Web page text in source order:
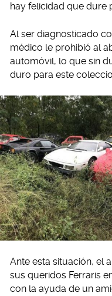
hay felicidad que dure
Al ser diagnosticado
médico le prohibió al
automóvil, lo que sin
duro para este
Ante esta situación, el
sus queridos Ferraris
con la ayuda de un